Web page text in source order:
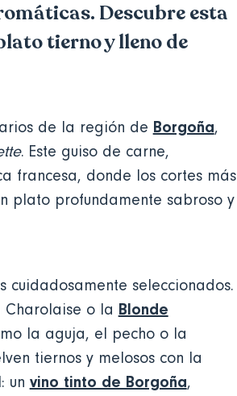
Descubre esta
tierno y lleno de
de la región de Borgoña,
. Este guiso de carne,
francesa, donde los cortes más
plato profundamente sabroso y
cuidadosamente seleccionados.
o la Blonde
la aguja, el pecho o la
tiernos y melosos con la
un vino tinto de Borgoña,